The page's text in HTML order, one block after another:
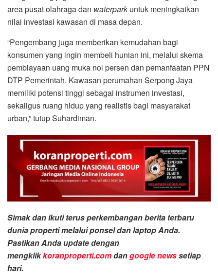
area pusat olahraga dan waterparkuntuk meningkatkan
nilai investasi kawasan di masa depan.
“Pengembang juga memberikan kemudahan bagi
konsumen yang ingin membeli hunian ini, melalui skema
pembiayaan uang muka nol persen dan pemanfaatan PPN
DTP Pemerintah. Kawasan perumahan Serpong Jaya
memiliki potensi tinggi sebagai instrumen investasi,
sekaligus ruang hidup yang realistis bagi masyarakat
urban,” tutup Suhardiman.
Simak dan ikuti terus perkembangan berita terbaru
dunia properti melalui ponsel dan laptop Anda.
Pastikan Anda update dengan
mengklikkoranproperti.comdangoogle newssetiap
hari.